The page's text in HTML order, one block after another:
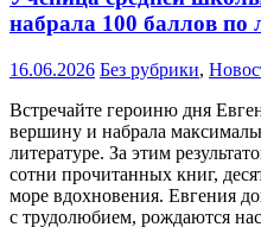
набрала 100 баллов по
16.06.2026 Без рубрики,
Встречайте героиню дня
вершину и набрала
литературе. За этим
сотни прочитанных книг,
море вдохновения. Евгения
с трудолюбием, рождаются